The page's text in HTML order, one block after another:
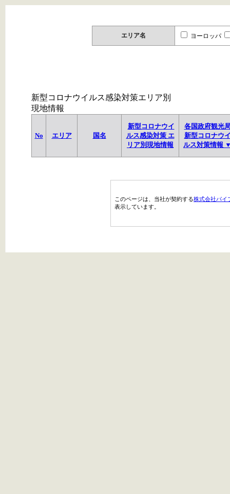
エリア名 ヨーロッパ
新型コロナウイルス感染対策エリア別
現地情報
No エリア 国名
新型コロナウイ
ルス感染対策 エ
リア別現地情報
各国政府観光
新型コロナウ
ルス対策情報
このページは、当社が契約する株式会社パイ
表示しています。